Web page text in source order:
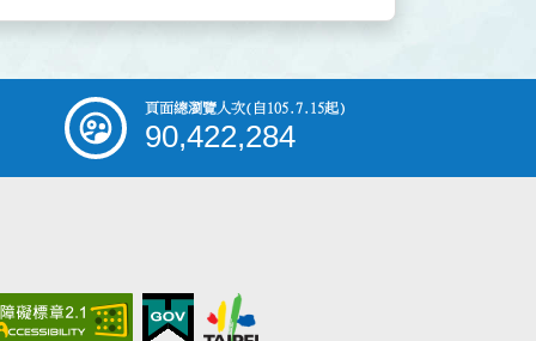
頁面總瀏覽人次(自105.7.15起)
90,422,284